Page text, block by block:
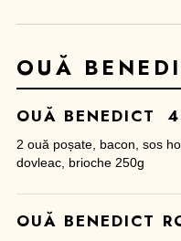
OUĂ
OUĂ BENEDICT
2 ouă poșate, bacon, sos
dovleac, brioche 250g
OUĂ BENEDICT